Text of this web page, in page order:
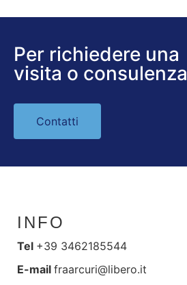
Per richiedere una
visita o consulenza
Contatti
INFO
Tel +39 3462185544
E-mail fraarcuri@libero.it